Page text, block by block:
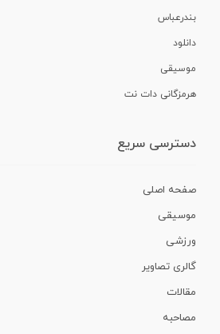
بندرعباس
دانلود
موسیقی
هرمزگانی دات نت
دسترسی سریع
صفحه اصلی
موسیقی
ورزشی
گالری تصاویر
مقالات
مصاحبه